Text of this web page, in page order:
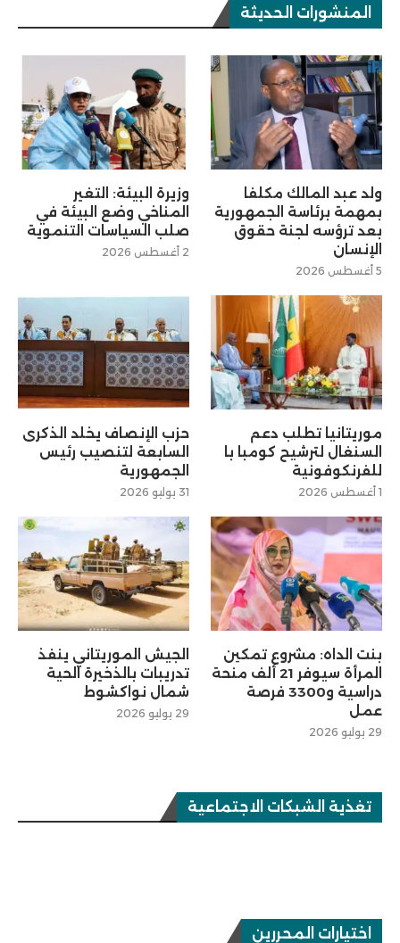
المنشورات الحديثة
ولد عبد المالك مكلفا
بمهمة برئاسة الجمهورية
بعد ترؤسه لجنة حقوق
الإنسان
5 أغسطس 2026
وزيرة البيئة: التغير
المناخي وضع البيئة في
صلب السياسات التنموية
2 أغسطس 2026
موريتانيا تطلب دعم
السنغال لترشيح كومبا با
للفرنكوفونية
1 أغسطس 2026
حزب الإنصاف يخلد الذكرى
السابعة لتنصيب رئيس
الجمهورية
31 يوليو 2026
بنت الداه: مشروع تمكين
المرأة سيوفر 21 ألف منحة
دراسية و3300 فرصة
عمل
29 يوليو 2026
الجيش الموريتاني ينفذ
تدريبات بالذخيرة الحية
شمال نواكشوط
29 يوليو 2026
تغذية الشبكات الاجتماعية
اختيارات المحررين